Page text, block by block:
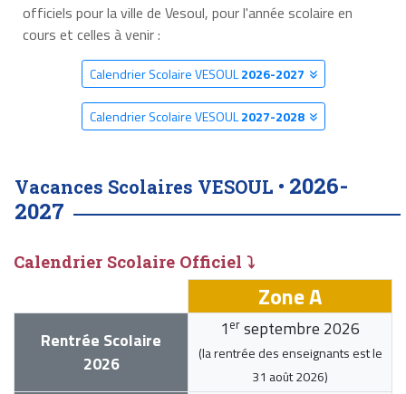
officiels pour la ville de Vesoul, pour l'année scolaire en
cours et celles à venir :
Calendrier Scolaire VESOUL2026-2027
Calendrier Scolaire VESOUL2027-2028
Vacances Scolaires VESOUL • 2026-
2027
Calendrier Scolaire Officiel ⤵
Zone A
Rentrée Scolaire
2026
1 er septembre 2026
(la rentrée des enseignants est le
31 août 2026)